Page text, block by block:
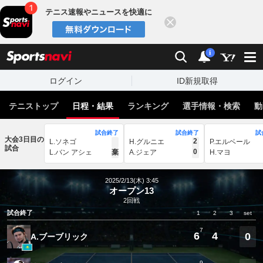
テニス速報やニュースを快適に
検索 通知
i
ログイン ID新規取得
テニストップ 日程・結果 ランキング 選手情報・検索
大会3日目の
試合
試合終了
L.ソネゴ
L.バン アシェ
棄
試合終了
H.グルニエ
2
A.ジェア
0
試
P.エルベール
H.マヨ
2025/2/13(木) 3:45
オープン13
2回戦
試合終了
1 2 3 set
A.ブーブリック 6
7
4 0